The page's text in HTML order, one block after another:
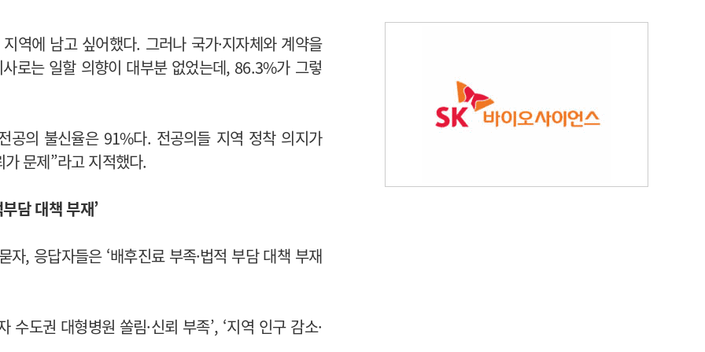
역에 남고 싶어했다. 그러나 국가·지자체와 계약을
로는 일할 의향이 대부분 없었는데, 86.3%가 그렇
공의 불신율은 91%다. 전공의들 지역 정착 의지가
문제”라고 지적했다.
담 대책 부재’
, 응답자들은 ‘배후진료 부족·법적 부담 대책 부재
수도권 대형병원 쏠림·신뢰 부족’, ‘지역 인구 감소·